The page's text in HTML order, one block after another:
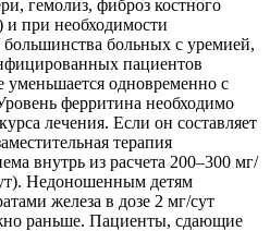
гемолиз, фиброз костного
и при необходимости
большинства больных с уремией,
пациентов
уменьшается одновременно с
ферритина необходимо
лечения. Если он составляет
терапия
внутрь из расчета 200–300 мг/
Недоношенным детям
железа в дозе 2 мг/сут
раньше. Пациенты, сдающие